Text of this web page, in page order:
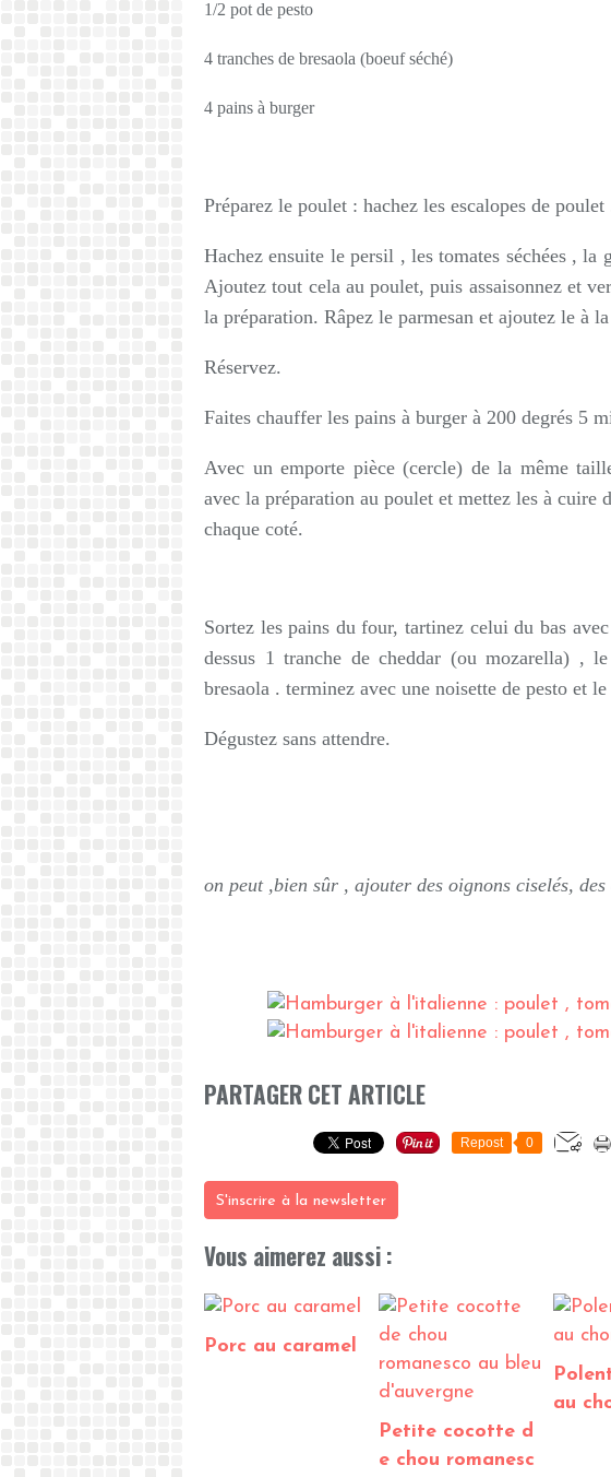
1/2 pot de pesto
4 tranches de bresaola (boeuf séché)
4 pains à burger
Préparez le poulet : hachez les escalopes de poulet
Hachez ensuite le persil , les tomates séchées , la
Ajoutez tout cela au poulet, puis assaisonnez et
la préparation. Râpez le parmesan et ajoutez le à
Réservez.
Faites chauffer les pains à burger à 200 degrés 5
Avec un emporte pièce (cercle) de la même
avec la préparation au poulet et mettez les à cuire
chaque coté.
Sortez les pains du four, tartinez celui du bas
dessus 1 tranche de cheddar (ou mozarella) ,
bresaola . terminez avec une noisette de pesto et
Dégustez sans attendre.
on peut ,bien sûr , ajouter des oignons ciselés,
PARTAGER CET ARTICLE
Repost 0
S'inscrire à la newsletter
Vous aimerez aussi :
Porc au caramel
Petite cocotte d
e chou romanesc
au